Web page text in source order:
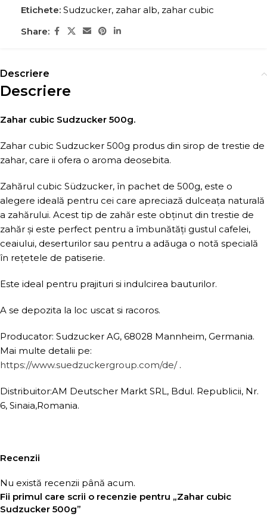
Etichete: Sudzucker, zahar alb, zahar cubic
Share:
Descriere
Descriere
Zahar cubic Sudzucker 500g.
Zahar cubic Sudzucker 500g produs din sirop de trestie de
zahar, care ii ofera o aroma deosebita.
Zahărul cubic Südzucker, în pachet de 500g, este o
alegere ideală pentru cei care apreciază dulceața naturală
a zahărului. Acest tip de zahăr este obținut din trestie de
zahăr și este perfect pentru a îmbunătăți gustul cafelei,
ceaiului, deserturilor sau pentru a adăuga o notă specială
în rețetele de patiserie.
Este ideal pentru prajituri si indulcirea bauturilor.
A se depozita la loc uscat si racoros.
Producator: Sudzucker AG, 68028 Mannheim, Germania.
Mai multe detalii pe:
https://www.suedzuckergroup.com/de/.
Distribuitor:AM Deutscher Markt SRL, Bdul. Republicii, Nr.
6, Sinaia,Romania.
Recenzii
Nu există recenzii până acum.
Fii primul care scrii o recenzie pentru „Zahar cubic
Sudzucker 500g”